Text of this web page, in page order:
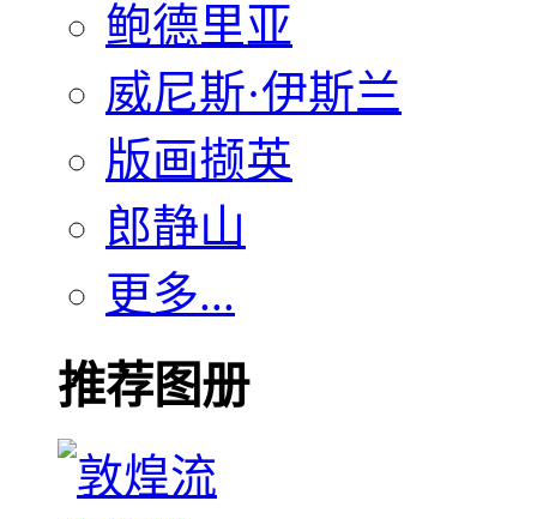
鲍德里亚
威尼斯·伊斯兰
版画撷英
郎静山
更多...
推荐图册